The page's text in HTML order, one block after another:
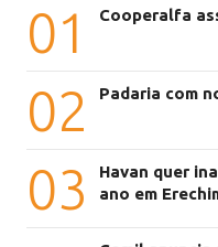
01 Cooperalfa
02 Padaria com
03
Havan quer
ano em